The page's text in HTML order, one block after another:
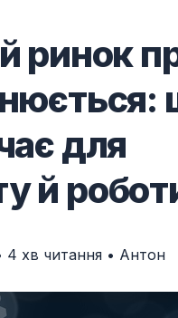
ринок
для
й
4 хв читання • Антон